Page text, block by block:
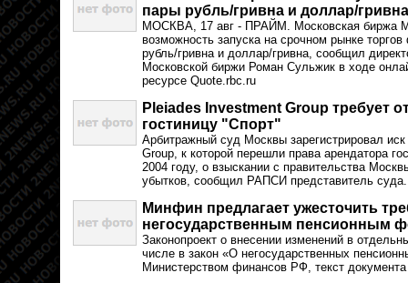
пары рубль/гривна и доллар/гривна
МОСКВА, 17 авг - ПРАЙМ. Московская биржа
возможность запуска на срочном рынке
рубль/гривна и доллар/гривна, сообщил
Московской биржи Роман Сульжик в ходе
ресурсе Quote.rbc.ru
Pleiades Investment Group требует
гостиницу "Спорт"
Арбитражный суд Москвы зарегистрировал
Group, к которой перешли права арендатора
2004 году, о взыскании с правительства
убытков, сообщил РАПСИ представитель суда.
Минфин предлагает ужесточить
негосударственным пенсионным
Законопроект о внесении изменений в
числе в закон «О негосударственных
Министерством финансов РФ, текст